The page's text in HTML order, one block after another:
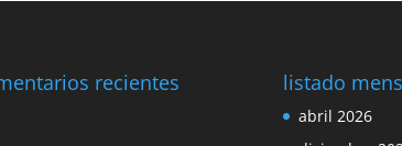
recientes listado
abril 2026